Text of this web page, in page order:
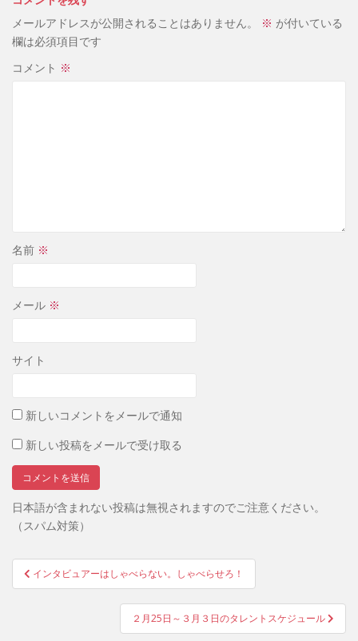
メールアドレスが公開されることはありません。
※ が付いている
欄は必須項目です
コメント ※
名前 ※
メール ※
サイト
新しいコメントをメールで通知
新しい投稿をメールで受け取る
日本語が含まれない投稿は無視されますのでご注意ください。
（スパム対策）
投
稿
インタビュアーはしゃべらない。しゃべらせろ！
２月25日～３月３日のタレントスケジュール